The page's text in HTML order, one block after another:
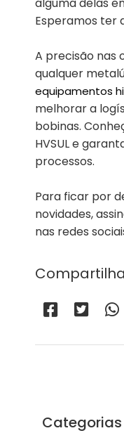
Esperamos ter
A precisão nas
qualquer
equipamentos
melhorar a
bobinas.
HVSUL e
processos.
Para ficar por
novidades,
nas redes
Categorias